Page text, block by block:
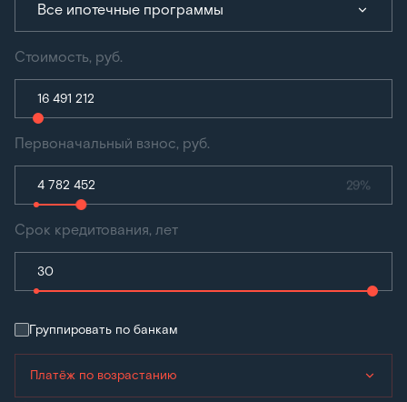
Все ипотечные программы
Стоимость, руб.
Первоначальный взнос, руб.
29%
Срок кредитования, лет
Группировать по банкам
Платёж по возрастанию